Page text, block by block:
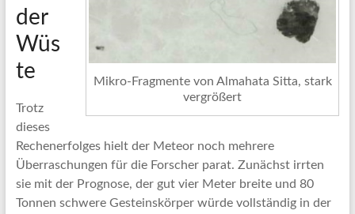
Mikro-Fragmente von Almahata Sitta, stark
vergrößert
der
Wüs
te
Trotz
dieses
Rechenerfolges hielt der Meteor noch mehrere
Überraschungen für die Forscher parat. Zunächst irrten
sie mit der Prognose, der gut vier Meter breite und 80
Tonnen schwere Gesteinskörper würde vollständig in der